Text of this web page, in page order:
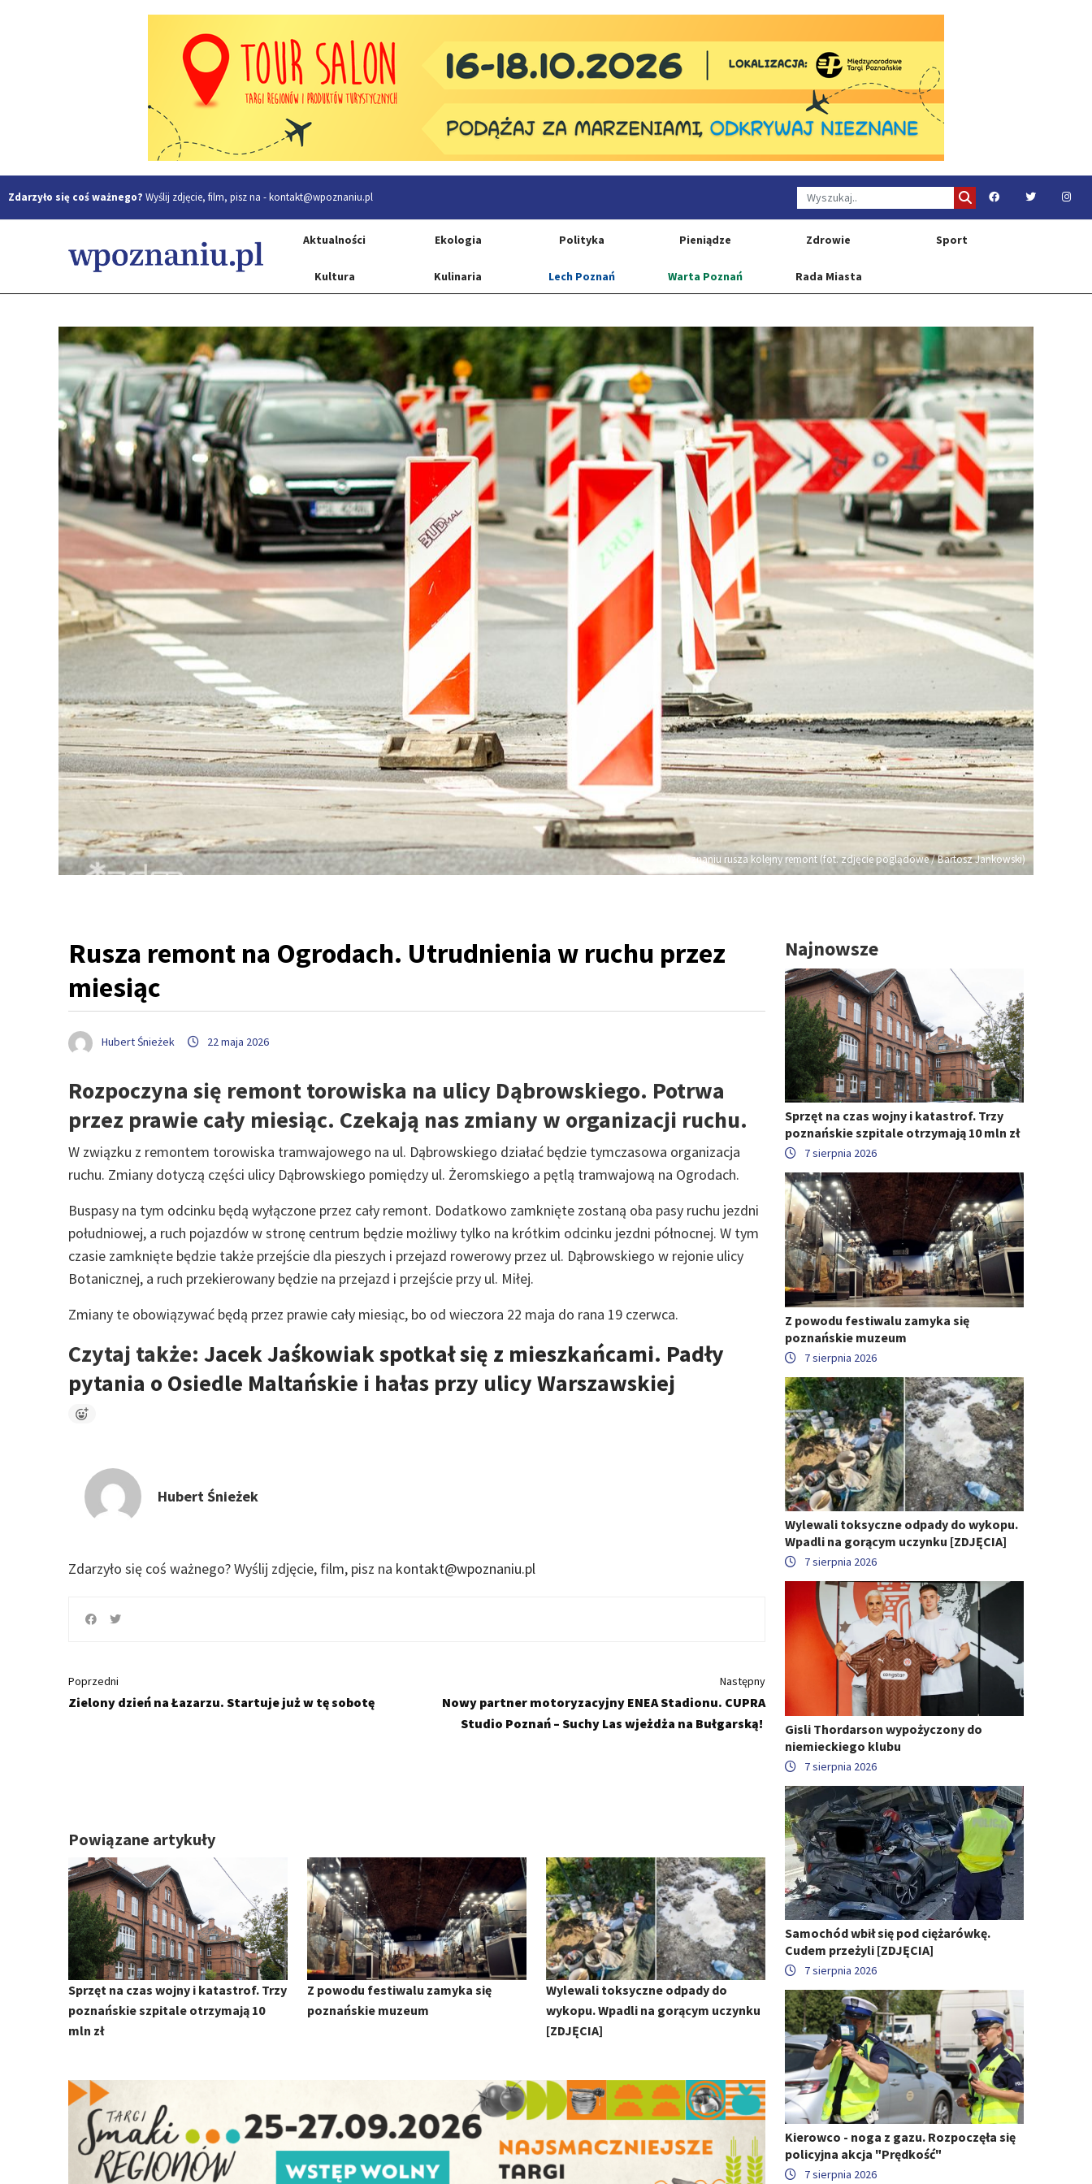
Zdarzyło się coś ważnego? Wyślij zdjęcie, film, pisz na -kontakt@wpoznaniu.pl
Aktualności Ekologia Polityka Pieniądze Zdrowie Sport
Kultura Kulinaria Lech Poznań Warta Poznań Rada Miasta
W Poznaniu rusza kolejny remont (fot. zdjęcie poglądowe / Bartosz Jankowski)
Rusza remont na Ogrodach. Utrudnienia w ruchu przez
miesiąc
Hubert Śnieżek 22 maja 2026
Rozpoczyna się remont torowiska na ulicy Dąbrowskiego. Potrwa
przez prawie cały miesiąc. Czekają nas zmiany w organizacji ruchu.
W związku z remontem torowiska tramwajowego na ul. Dąbrowskiego działać będzie tymczasowa organizacja
ruchu. Zmiany dotyczą części ulicy Dąbrowskiego pomiędzy ul. Żeromskiego a pętlą tramwajową na Ogrodach.
Buspasy na tym odcinku będą wyłączone przez cały remont. Dodatkowo zamknięte zostaną oba pasy ruchu jezdni
południowej, a ruch pojazdów w stronę centrum będzie możliwy tylko na krótkim odcinku jezdni północnej. W tym
czasie zamknięte będzie także przejście dla pieszych i przejazd rowerowy przez ul. Dąbrowskiego w rejonie ulicy
Botanicznej, a ruch przekierowany będzie na przejazd i przejście przy ul. Miłej.
Zmiany te obowiązywać będą przez prawie cały miesiąc, bo od wieczora 22 maja do rana 19 czerwca.
Czytaj także: Jacek Jaśkowiak spotkał się z mieszkańcami. Padły
pytania o Osiedle Maltańskie i hałas przy ulicy Warszawskiej
Hubert Śnieżek
Zdarzyło się coś ważnego?Wyślij zdjęcie, film, pisz na kontakt@wpoznaniu.pl
Poprzedni
Zielony dzień na Łazarzu. Startuje już w tę sobotę
Następny
Nowy partner motoryzacyjny ENEA Stadionu. CUPRA
Studio Poznań – Suchy Las wjeżdża na Bułgarską!
Powiązane artykuły
Sprzęt na czas wojny i katastrof. Trzy
poznańskie szpitale otrzymają 10
mln zł
Z powodu festiwalu zamyka się
poznańskie muzeum
Wylewali toksyczne odpady do
wykopu. Wpadli na gorącym uczynku
[ZDJĘCIA]
Najnowsze
Sprzęt na czas wojny i katastrof. Trzy
poznańskie szpitale otrzymają 10 mln zł
7 sierpnia 2026
Z powodu festiwalu zamyka się
poznańskie muzeum
7 sierpnia 2026
Wylewali toksyczne odpady do wykopu.
Wpadli na gorącym uczynku [ZDJĘCIA]
7 sierpnia 2026
Gisli Thordarson wypożyczony do
niemieckiego klubu
7 sierpnia 2026
Samochód wbił się pod ciężarówkę.
Cudem przeżyli [ZDJĘCIA]
7 sierpnia 2026
Kierowco - noga z gazu. Rozpoczęła się
policyjna akcja "Prędkość"
7 sierpnia 2026